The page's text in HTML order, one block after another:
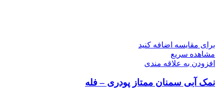
برای مقایسه اضافه کنید
مشاهده سریع
افزودن به علاقه مندی
نمک آبی سمنان ممتاز پودری – فله